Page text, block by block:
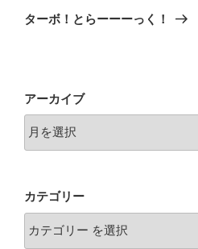
ゲ
ン
の
ターボ！とらーーーっく！
アーカイブ
カテゴリー